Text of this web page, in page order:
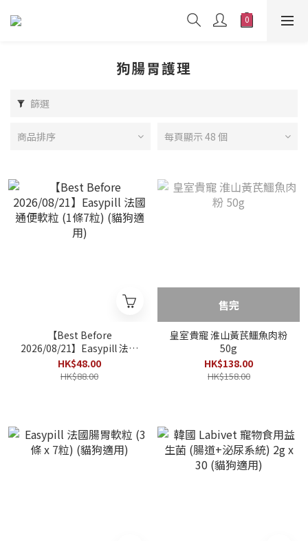
狗腸胃護理
篩選
商品排序 每頁顯示 48 個
【Best Before
2026/08/21】Easypill 法國
通便軟粒 (1條7粒) (貓狗適
用)
HK$48.00
HK$88.00
售完
皇室貴寵 淮山黃芪鱷魚肉粉
50g
HK$138.00
HK$158.00